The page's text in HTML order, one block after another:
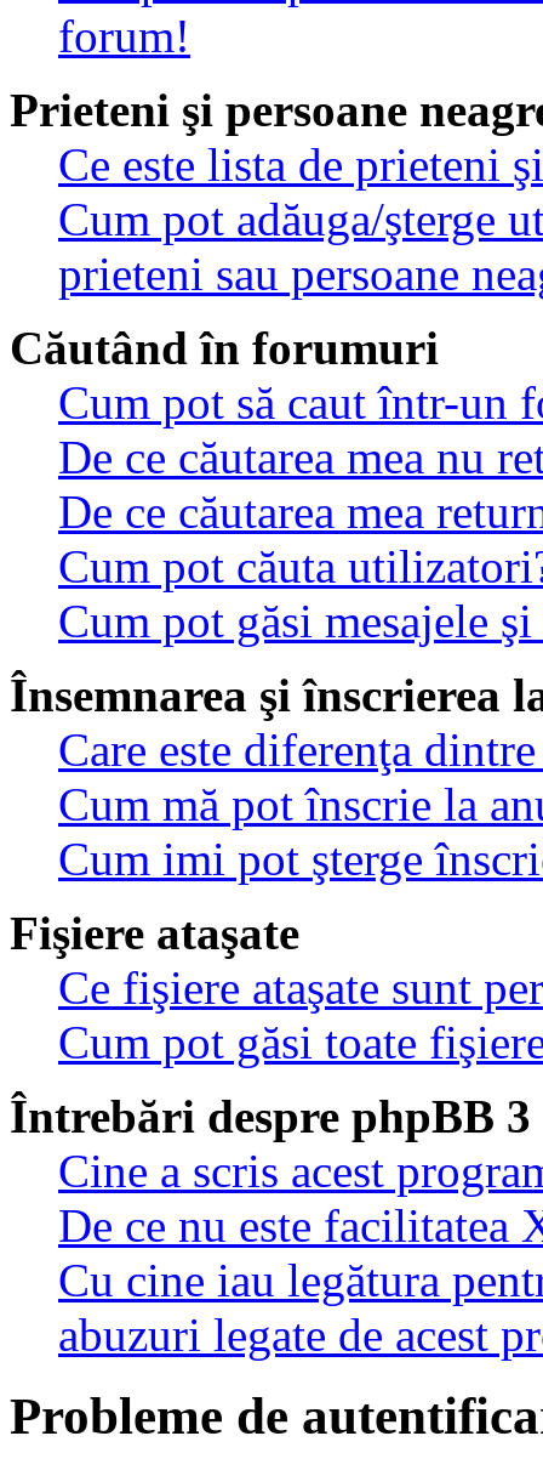
forum!
Prieteni şi persoane
Ce este lista de prieteni
Cum pot adăuga/şterge
prieteni sau persoane
Căutând în forumuri
Cum pot să caut într-un
De ce căutarea mea nu
De ce căutarea mea
Cum pot căuta
Cum pot găsi mesajele
Însemnarea şi înscrierea
Care este diferenţa
Cum mă pot înscrie la
Cum imi pot şterge
Fişiere ataşate
Ce fişiere ataşate sunt
Cum pot găsi toate
Întrebări despre phpBB 3
Cine a scris acest
De ce nu este facilitatea
Cu cine iau legătura
abuzuri legate de acest
Probleme de